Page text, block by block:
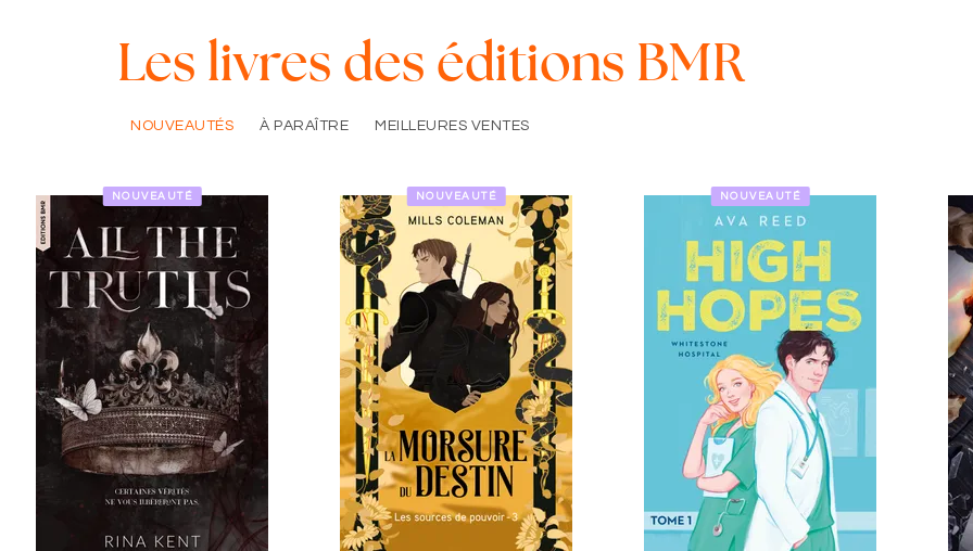
Les livres des éditions BMR
NOUVEAUTÉS À PARAÎTRE MEILLEURES VENTES
NOUVEAUTÉ NOUVEAUTÉ NOUVEAUTÉ